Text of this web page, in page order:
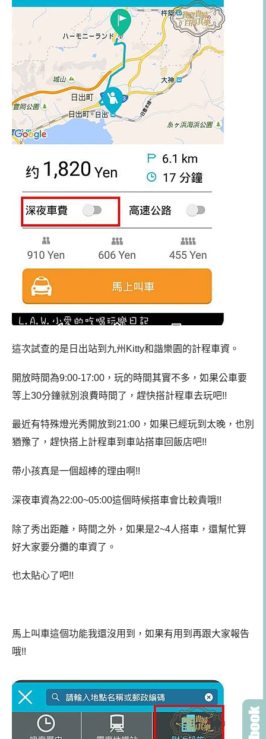
這次試查的是日出站到九州Kitty和諧樂園的計程車資。
開放時間為9:00-17:00，玩的時間其實不多，如果公車要
等上30分鐘就別浪費時間了，趕快搭計程車去玩吧!!
最近有特殊燈光秀開放到21:00，如果已經玩到太晚，也別
猶豫了，趕快搭上計程車到車站搭車回飯店吧!!
帶小孩真是一個超棒的理由啊!!
深夜車資為22:00~05:00這個時候搭車會比較貴哦!!
除了秀出距離，時間之外，如果是2~4人搭車，還幫忙算
好大家要分攤的車資了。
也太貼心了吧!!
馬上叫車這個功能我還沒用到，如果有用到再跟大家報告
哦!!